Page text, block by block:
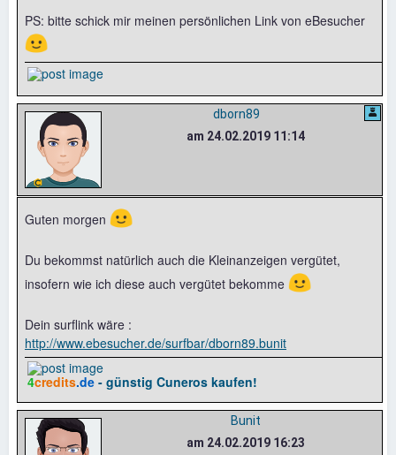
PS: bitte schick mir meinen persönlichen Link von eBesucher
🙂
dborn89
am 24.02.2019 11:14
Guten morgen 🙂
Du bekommst natürlich auch die Kleinanzeigen vergütet,
insofern wie ich diese auch vergütet bekomme 🙂
Dein surflink wäre :
http://www.ebesucher.de/surfbar/dborn89.bunit
4credits.de - günstig Cuneros kaufen!
Bunit
am 24.02.2019 16:23